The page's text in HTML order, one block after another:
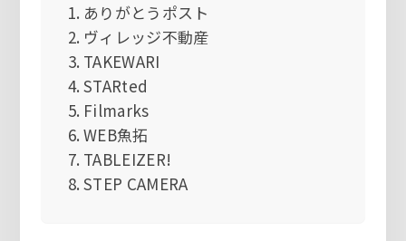
ありがとうポスト
ヴィレッジ不動産
TAKEWARI
STARted
Filmarks
WEB魚拓
TABLEIZER!
STEP CAMERA